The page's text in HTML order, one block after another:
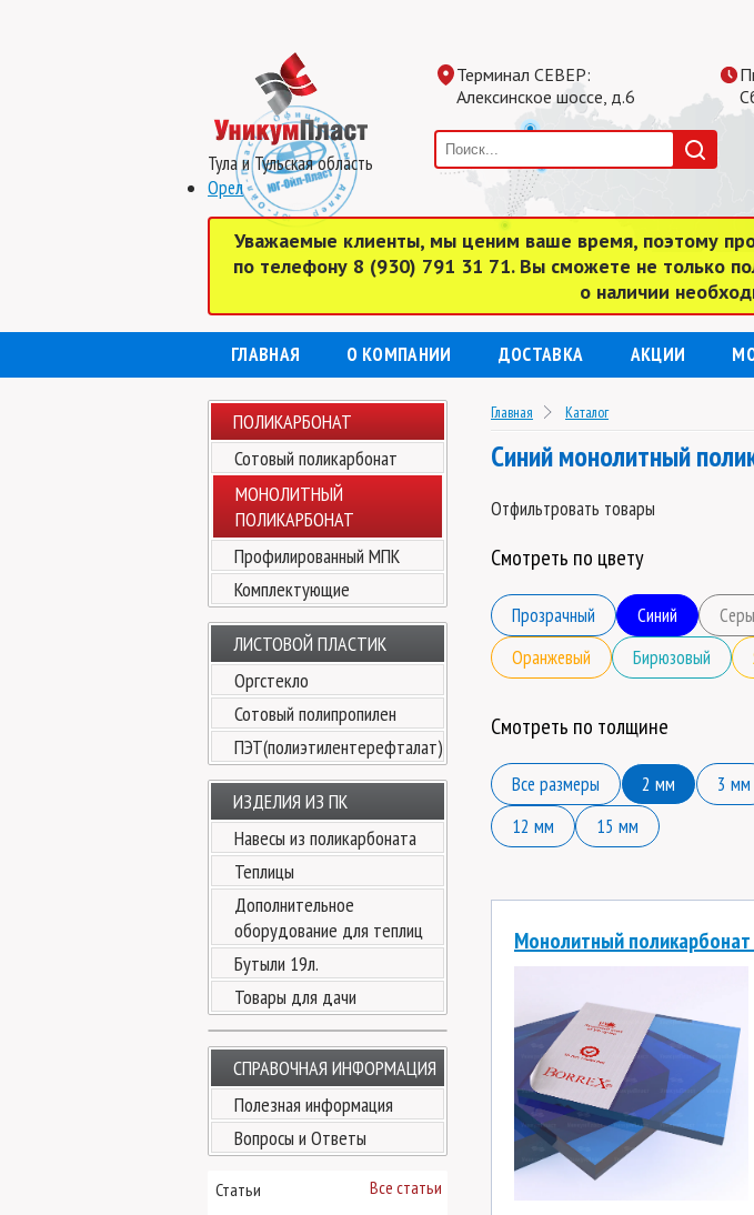
Тула и Тульская область
Орел
Терминал СЕВЕР:
Алексинское шоссе, д.6
Уважаемые клиенты, мы ценим ваше время, поэтому
по телефону 8 (930) 791 31 71. Вы сможете не только
о наличии
ГЛАВНАЯ О КОМПАНИИ ДОСТАВКА АКЦИИ
ПОЛИКАРБОНАТ
Сотовый поликарбонат
МОНОЛИТНЫЙ
ПОЛИКАРБОНАТ
Профилированный МПК
Комплектующие
ЛИСТОВОЙ ПЛАСТИК
Оргстекло
Сотовый полипропилен
ПЭТ(полиэтилентерефталат)
ИЗДЕЛИЯ ИЗ ПК
Навесы из поликарбоната
Теплицы
Дополнительное
оборудование для теплиц
Бутыли 19л.
Товары для дачи
СПРАВОЧНАЯ ИНФОРМАЦИЯ
Полезная информация
Вопросы и Ответы
Статьи Все статьи
Главная Каталог
Синий монолитный
Отфильтровать товары
Смотреть по цвету
Прозрачный Синий
Оранжевый
Бирюзовый
Смотреть по толщине
Все размеры 2 мм 3 мм
12 мм
15 мм
Монолитный